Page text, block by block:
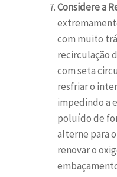
Considere a
com muito
recirculação
com seta
resfriar o
impedindo a
poluído de
alterne para
renovar o